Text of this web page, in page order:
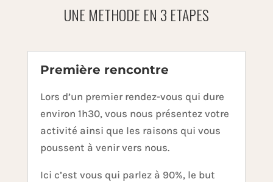
UNE METHODE EN 3 ETAPES
Première rencontre
Lors d’un premier rendez-vous qui dure
environ 1h30, vous nous présentez votre
activité ainsi que les raisons qui vous
poussent à venir vers nous.
Ici c’est vous qui parlez à 90%, le but